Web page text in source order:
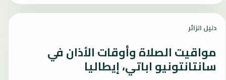
دليل الزائر
مواقيت الصلاة وأوقات الأذان في
سانتانتونيو اباتي، إيطاليا